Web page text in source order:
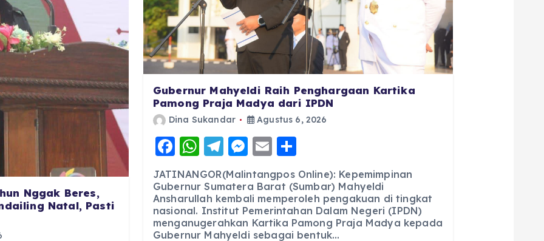
Nggak Beres,
Natal, Pasti
Gubernur Mahyeldi Raih Penghargaan Kartika
Pamong Praja Madya dari IPDN
Dina Sukandar Agustus 6, 2026
F
a
c
e
b
W
h
a
ts
A
T
el
e
g
r
M
e
ss
e
n
E
m
ai
l
h
a
re
JATINANGOR(Malintangpos Online): Kepemimpinan
Gubernur Sumatera Barat (Sumbar) Mahyeldi
Ansharullah kembali memperoleh pengakuan di tingkat
nasional. Institut Pemerintahan Dalam Negeri (IPDN)
menganugerahkan Kartika Pamong Praja Madya kepada
Gubernur Mahyeldi sebagai bentuk…